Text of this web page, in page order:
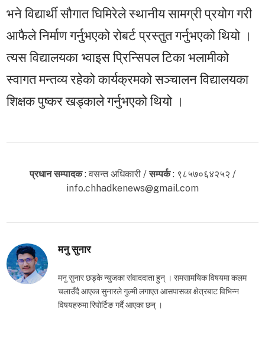
भने विद्यार्थी सौगात घिमिरेले स्थानीय सामग्री प्रयोग गरी
आफैले निर्माण गर्नुभएको रोबर्ट प्रस्तुत गर्नुभएको थियो ।
त्यस विद्यालयका भ्वाइस प्रिन्सिपल टिका भलामीको
स्वागत मन्तव्य रहेको कार्यक्रमको सञ्चालन विद्यालयका
शिक्षक पुष्कर खड्काले गर्नुभएको थियो ।
प्रधान सम्पादक: वसन्त अधिकारी /सम्पर्क: ९८५७०६४२५२ /
info.chhadkenews@gmail.com
मनु सुनार
मनु सुनार छड्के न्युजका संवाददाता हुन् । समसामयिक विषयमा कलम
चलाउँदै आएका सुनारले गुल्मी लगाएत आसपासका क्षेत्रबाट विभिन्न
विषयहरुमा रिपोर्टिङ गर्दै आएका छन् ।